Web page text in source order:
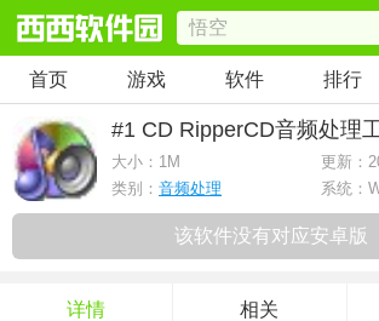
首页 游戏 软件 排行
#1 CD RipperCD音频处理
大小： 1M
更新：
类别： 音频处理 系统：
该软件没有对应安卓版
详情 相关